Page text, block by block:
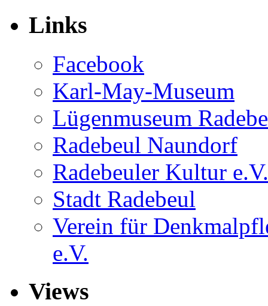
Links
Facebook
Karl-May-Museum
Lügenmuseum
Radebeul Naundorf
Radebeuler Kultur e.V.
Stadt Radebeul
Verein für
e.V.
Views